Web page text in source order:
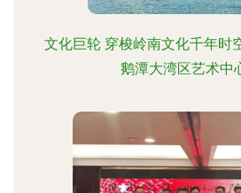
文化巨轮 穿梭岭南文化千年时
鹅潭大湾区艺术中